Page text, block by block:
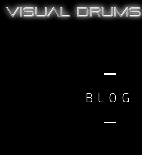
BLOG